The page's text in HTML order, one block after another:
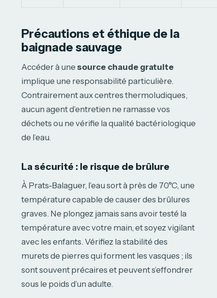
Précautions et éthique de la
baignade sauvage
Accéder à une source chaude gratuite
implique une responsabilité particulière.
Contrairement aux centres thermoludiques,
aucun agent d’entretien ne ramasse vos
déchets ou ne vérifie la qualité bactériologique
de l’eau.
La sécurité : le risque de brûlure
À Prats-Balaguer, l’eau sort à près de 70°C, une
température capable de causer des brûlures
graves. Ne plongez jamais sans avoir testé la
température avec votre main, et soyez vigilant
avec les enfants. Vérifiez la stabilité des
murets de pierres qui forment les vasques ; ils
sont souvent précaires et peuvent s’effondrer
sous le poids d’un adulte.